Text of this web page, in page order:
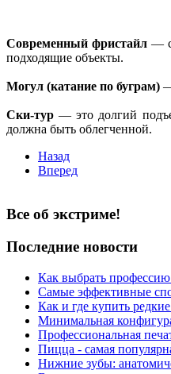
Современный фристайл —
подходящие объекты.
Могул (катание по буграм)
Ски-тур — это долгий
должна быть облегченной.
Назад
Вперед
Все об экстриме!
Последние новости
Как выбрать
Самые эффективные
Как и где купить
Минимальная
Профессиональная
Пицца - самая
Нижние зубы: